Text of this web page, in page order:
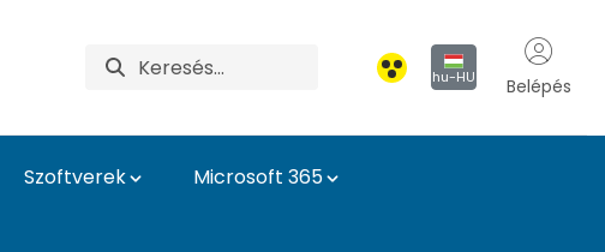
hu-HU Belépés
Szoftverek
Microsoft 365